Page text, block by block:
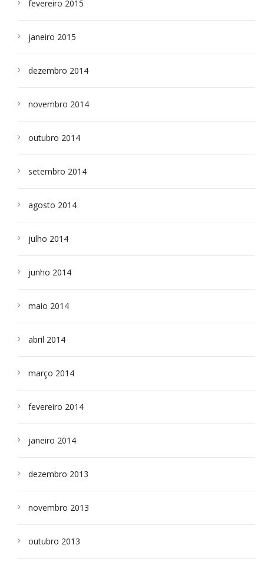
fevereiro 2015
janeiro 2015
dezembro 2014
novembro 2014
outubro 2014
setembro 2014
agosto 2014
julho 2014
junho 2014
maio 2014
abril 2014
março 2014
fevereiro 2014
janeiro 2014
dezembro 2013
novembro 2013
outubro 2013